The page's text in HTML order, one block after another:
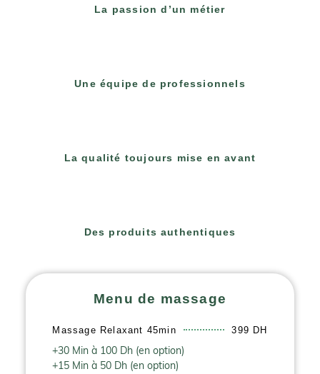
La passion d’un métier
Une équipe de professionnels
La qualité toujours mise en avant
Des produits authentiques
Menu de massage
Massage Relaxant 45min
399 DH
+30 Min à 100 Dh (en option)
+15 Min à 50 Dh (en option)